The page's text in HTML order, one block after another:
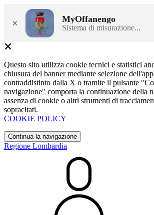
× MyOffanengo
Sistema di misurazione...
Questo sito utilizza cookie tecnici e statistici
chiusura del banner mediante selezione
contraddistinto dalla X o tramite il pulsante
navigazione" comporta la continuazione della
assenza di cookie o altri strumenti di
sopracitati.
COOKIE POLICY
Continua la navigazione
Regione Lombardia